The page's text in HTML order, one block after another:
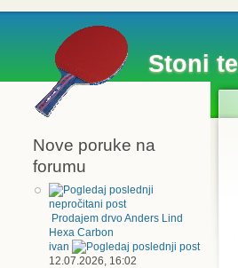
Stoni
Nove poruke na
forumu
Prodajem drvo Anders Lind
Hexa Carbon
ivan
12.07.2026, 16:02